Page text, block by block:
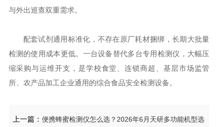
与外出巡查双重需求。
配套试剂通用标准化，不存在原厂耗材捆绑，长期大批量
检测的使用成本更低。一台设备替代多台专用检测仪，大幅压
缩采购与运维开支，是学校食堂、连锁商超、基层市场监管
所、农产品加工企业通用的综合食品安全检测设备。
上一篇： 便携蜂蜜检测仪怎么选？2026年6月天研多功能机型选